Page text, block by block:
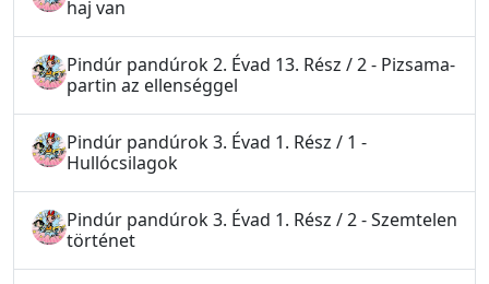
haj van
Pindúr pandúrok 2. Évad 13. Rész / 2 - Pizsama-
partin az ellenséggel
Pindúr pandúrok 3. Évad 1. Rész / 1 -
Hullócsilagok
Pindúr pandúrok 3. Évad 1. Rész / 2 - Szemtelen
történet